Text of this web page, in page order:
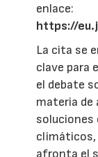
enlace:
https://
La cita se
clave para
el debate
materia de
climáticos,